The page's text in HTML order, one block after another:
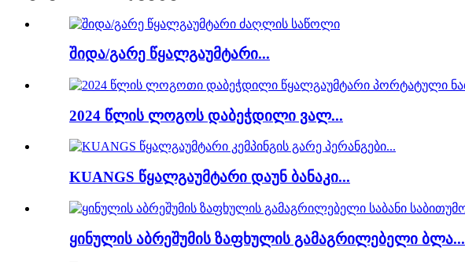
შიდა/გარე წყალგაუმტარი...
2024 წლის ლოგოს დაბეჭდილი ვალ...
KUANGS წყალგაუმტარი დაუნ ბანაკი...
ყინულის აბრეშუმის ზაფხულის გამაგრილებელი ბლა...